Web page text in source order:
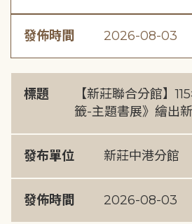
發佈時間 2026-08-03
標題
【新莊聯合分館】
籤-主題書展》繪出
發布單位 新莊中港分館
發佈時間 2026-08-03